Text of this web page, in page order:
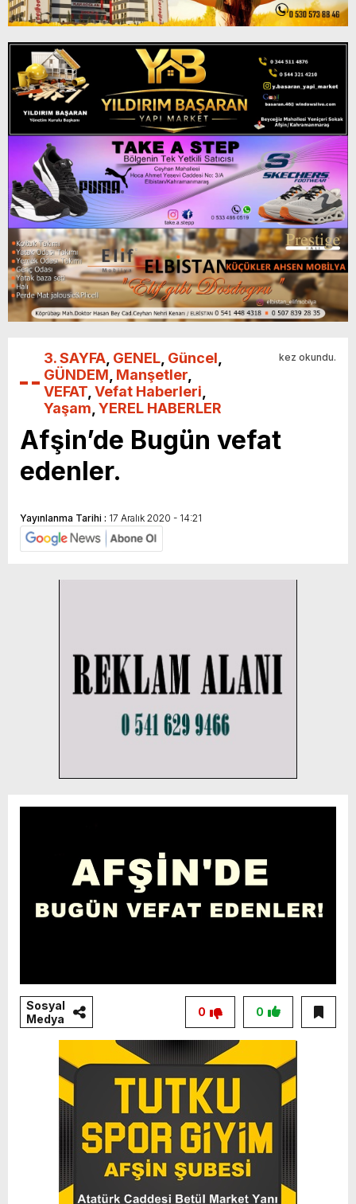
3. SAYFA GENEL Güncel
GÜNDEM Manşetler
VEFAT Vefat Haberleri
Yaşam YEREL HABERLER
kez okundu.
Afşin’de Bugün vefat
edenler.
Yayınlanma Tarihi : 17 Aralık 2020 - 14:21
Sosyal
Medya
0
0